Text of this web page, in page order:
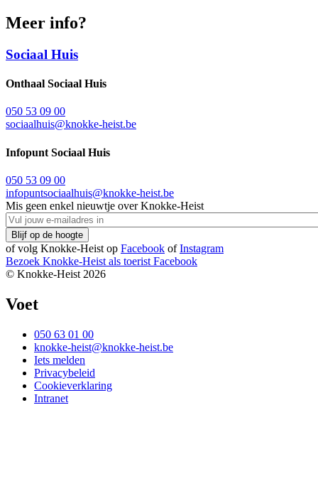
Meer info?
Sociaal Huis
Onthaal Sociaal Huis
050 53 09 00
sociaalhuis@knokke-heist.be
Infopunt Sociaal Huis
050 53 09 00
infopuntsociaalhuis@knokke-heist.be
Mis geen enkel nieuwtje over Knokke-Heist
of volg Knokke-Heist op Facebook ofInstagram
Bezoek Knokke-Heist als toerist Facebook
© Knokke-Heist 2026
Voet
050 63 01 00
knokke-heist@knokke-heist.be
Iets melden
Privacybeleid
Cookieverklaring
Intranet